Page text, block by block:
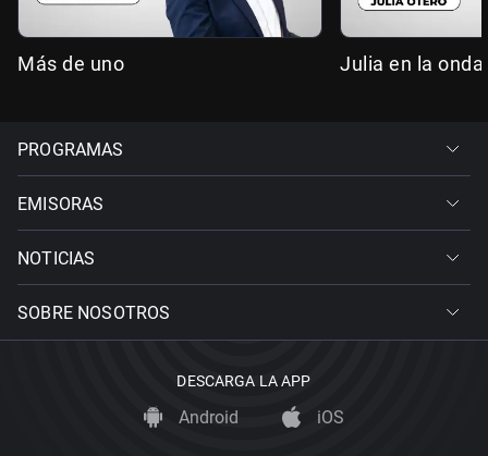
Más de uno Julia en la onda
PROGRAMAS
EMISORAS
NOTICIAS
SOBRE NOSOTROS
DESCARGA LA APP
Android iOS